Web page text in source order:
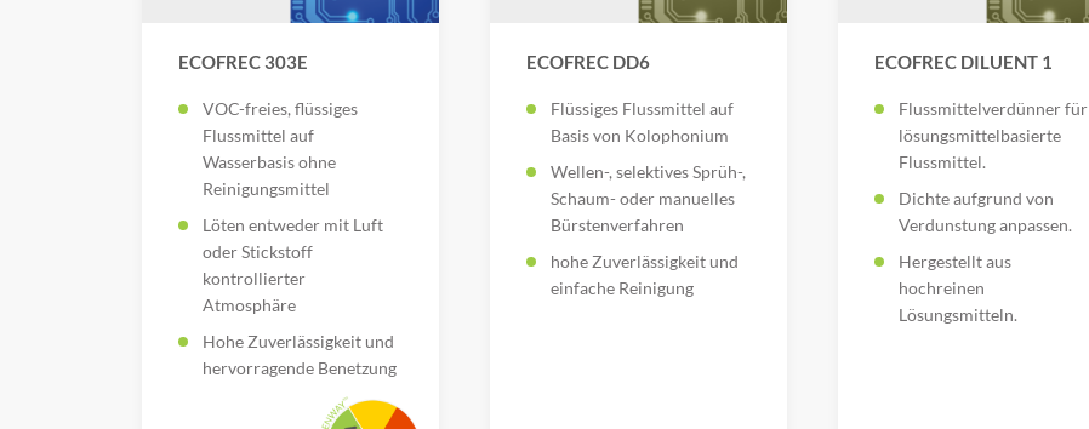
ECOFREC 303E
VOC-freies, flüssiges
Flussmittel auf
Wasserbasis ohne
Reinigungsmittel
Löten entweder mit Luft
oder Stickstoff
kontrollierter
Atmosphäre
Hohe Zuverlässigkeit und
hervorragende Benetzung
ECOFREC DD6
Flüssiges Flussmittel auf
Basis von Kolophonium
Wellen-, selektives Sprüh-,
Schaum- oder manuelles
Bürstenverfahren
hohe Zuverlässigkeit und
einfache Reinigung
ECOFREC DILUENT 1
Flussmittelverdünner für
lösungsmittelbasierte
Flussmittel.
Dichte aufgrund von
Verdunstung anpassen.
Hergestellt aus
hochreinen
Lösungsmitteln.